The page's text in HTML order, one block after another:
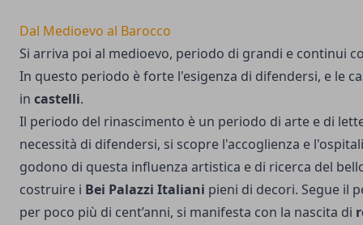
Dal Medioevo al Barocco
Si arriva poi al medioevo, periodo di grandi e continui
In questo periodo è forte l'esigenza di difendersi, e le
in castelli.
Il periodo del rinascimento è un periodo di arte e di
necessità di difendersi, si scopre l'accoglienza e
godono di questa influenza artistica e di ricerca del
costruire i Bei Palazzi Italiani pieni di decori. Segue il
per poco più di cent’anni, si manifesta con la nascita di